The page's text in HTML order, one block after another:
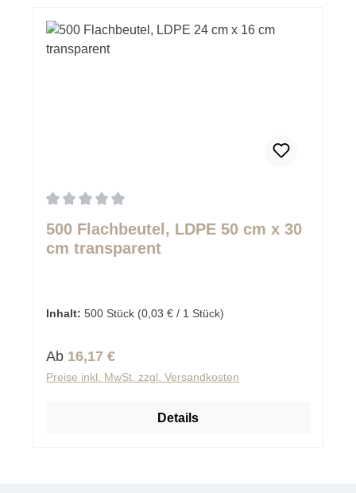
500 Flachbeutel, LDPE 50 cm x 30
cm transparent
Inhalt: 500 Stück (0,03 € / 1 Stück)
Regulärer Preis:
Ab 16,17 €
Preise inkl. MwSt. zzgl. Versandkosten
Details